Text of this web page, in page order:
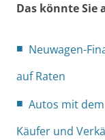
Das könnte Sie
Neuwagen-
auf Raten
Autos mit
Käufer und